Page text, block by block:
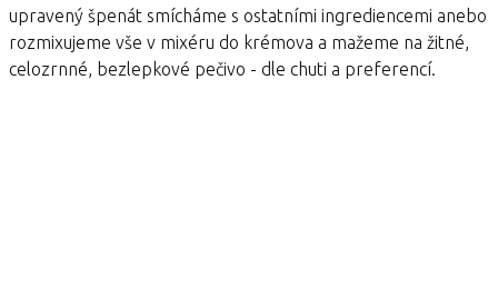
upravený špenát smícháme s ostatními ingrediencemi anebo
rozmixujeme vše v mixéru do krémova a mažeme na žitné,
celozrnné, bezlepkové pečivo - dle chuti a preferencí.